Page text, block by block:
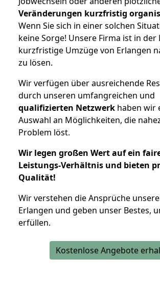
Veränderungen kurzfristig
Wenn Sie sich in einer solchen
keine Sorge! Unsere Firma ist in der
kurzfristige Umzüge von Erlangen
zu lösen.
Wir verfügen über ausreichende
durch unseren umfangreichen und
qualifizierten Netzwerk haben wir
Auswahl an Möglichkeiten, die
Problem löst.
Wir legen großen Wert auf ein
Leistungs-Verhältnis und bieten
Qualität!
Wir verstehen die Ansprüche
Erlangen und geben unser Bestes,
erfüllen.
Kostenlose Angebote